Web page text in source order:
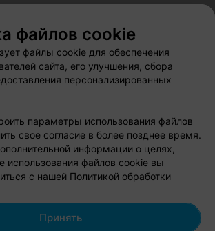
Новости проекта
Публичный договор
Способы оплаты
договор по использованию сервиса
Написать в поддержку
по вопросам сотрудничества
руководителю relax.by
персональных данных
файлов cookie
файлы cookie для обеспечения
сайта, его улучшения, сбора
персонализированных
параметры использования файлов
свое согласие в более позднее время.
информации о целях,
использования файлов cookie вы
с нашей Политикой обработки
Принять